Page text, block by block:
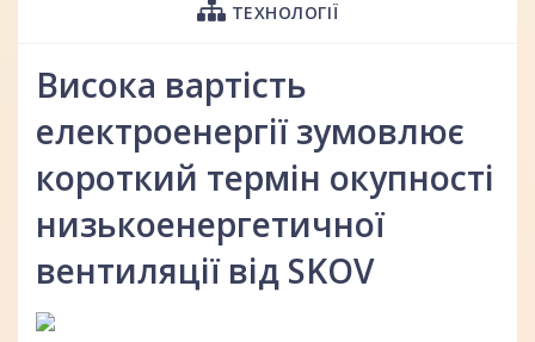
ТЕХНОЛОГІЇ
Висока вартість
електроенергії зумовлює
короткий термін окупності
низькоенергетичної
вентиляції від SKOV